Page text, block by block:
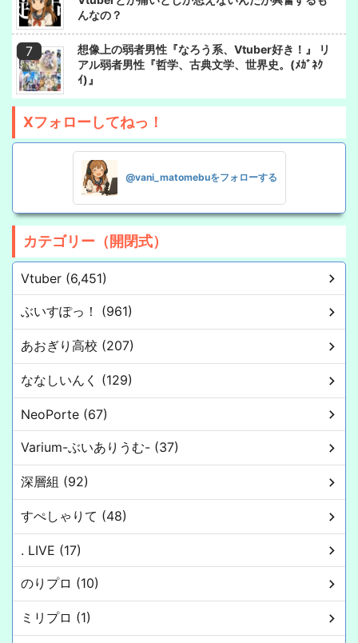
んなの？
想像上の弱者男性『なろう系、Vtuber好き！』 リ
アル弱者男性『哲学、古典文学、世界史。(ﾒｶﾞﾈｸ
ｲ)』
Xフォローしてねっ！
@vani_matomebuをフォローする
カテゴリー（開閉式）
Vtuber (6,451)
ぶいすぽっ！ (961)
あおぎり高校 (207)
ななしいんく (129)
NeoPorte (67)
Varium-ぶいありうむ- (37)
深層組 (92)
すぺしゃりて (48)
. LIVE (17)
のりプロ (10)
ミリプロ (1)